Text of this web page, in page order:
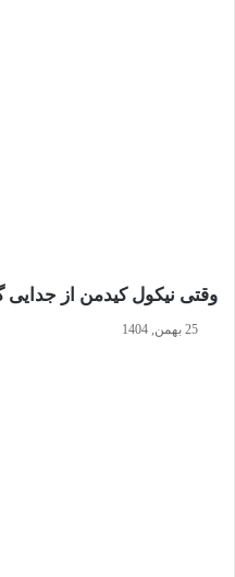
وقتی نیکول کیدمن از جدایی
25 بهمن, 1404